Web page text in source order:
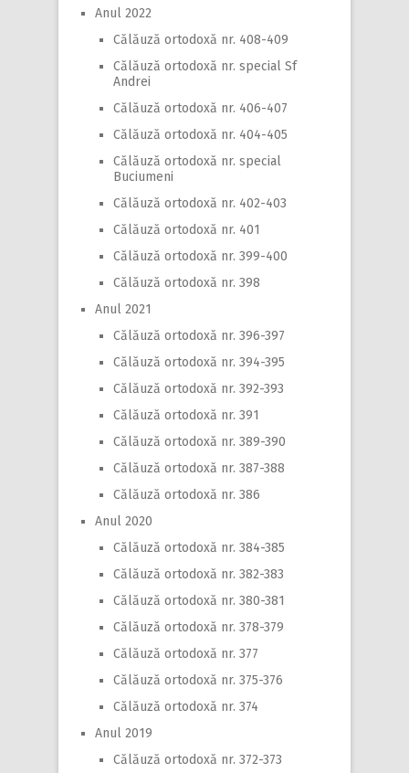
Anul 2022
Călăuză ortodoxă nr. 408-409
Călăuză ortodoxă nr. special Sf
Andrei
Călăuză ortodoxă nr. 406-407
Călăuză ortodoxă nr. 404-405
Călăuză ortodoxă nr. special
Buciumeni
Călăuză ortodoxă nr. 402-403
Călăuză ortodoxă nr. 401
Călăuză ortodoxă nr. 399-400
Călăuză ortodoxă nr. 398
Anul 2021
Călăuză ortodoxă nr. 396-397
Călăuză ortodoxă nr. 394-395
Călăuză ortodoxă nr. 392-393
Călăuză ortodoxă nr. 391
Călăuză ortodoxă nr. 389-390
Călăuză ortodoxă nr. 387-388
Călăuză ortodoxă nr. 386
Anul 2020
Călăuză ortodoxă nr. 384-385
Călăuză ortodoxă nr. 382-383
Călăuză ortodoxă nr. 380-381
Călăuză ortodoxă nr. 378-379
Călăuză ortodoxă nr. 377
Călăuză ortodoxă nr. 375-376
Călăuză ortodoxă nr. 374
Anul 2019
Călăuză ortodoxă nr. 372-373